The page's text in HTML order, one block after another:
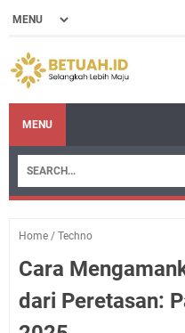
MENU
Home / Techno
Cara
dari Peretasan: